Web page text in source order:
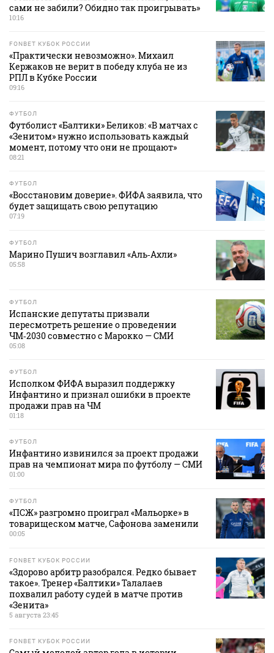
сами не забили? Обидно так проигрывать»
10:16
FONBET КУБОК РОССИИ
«Практически невозможно». Михаил
Кержаков не верит в победу клуба не из
РПЛ в Кубке России
09:16
ФУТБОЛ
Футболист «Балтики» Беликов: «В матчах с
«Зенитом» нужно использовать каждый
момент, потому что они не прощают»
08:21
ФУТБОЛ
«Восстановим доверие». ФИФА заявила, что
будет защищать свою репутацию
07:19
ФУТБОЛ
Марино Пушич возглавил «Аль‑Ахли»
05:58
ФУТБОЛ
Испанские депутаты призвали
пересмотреть решение о проведении
ЧМ‑2030 совместно с Марокко — СМИ
05:08
ФУТБОЛ
Исполком ФИФА выразил поддержку
Инфантино и признал ошибки в проекте
продажи прав на ЧМ
01:18
ФУТБОЛ
Инфантино извинился за проект продажи
прав на чемпионат мира по футболу — СМИ
01:00
ФУТБОЛ
«ПСЖ» разгромно проиграл «Мальорке» в
товарищеском матче, Сафонова заменили
00:05
FONBET КУБОК РОССИИ
«Здорово арбитр разобрался. Редко бывает
такое». Тренер «Балтики» Талалаев
похвалил работу судей в матче против
«Зенита»
5 августа 23:45
FONBET КУБОК РОССИИ